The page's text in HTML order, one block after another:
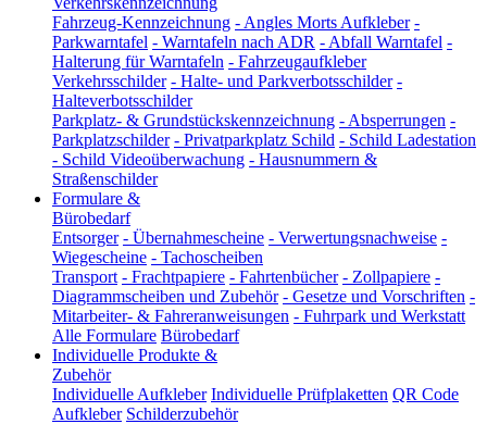
Fahrzeug-Kennzeichnung - Angles Morts Aufkleber -
Parkwarntafel - Warntafeln nach ADR - Abfall Warntafel -
Halterung für Warntafeln - Fahrzeugaufkleber
Verkehrsschilder - Halte- und Parkverbotsschilder -
Halteverbotsschilder
Parkplatz- & Grundstückskennzeichnung - Absperrungen -
Parkplatzschilder - Privatparkplatz Schild - Schild Ladestation
- Schild Videoüberwachung - Hausnummern &
Straßenschilder
Formulare &
Bürobedarf
Entsorger - Übernahmescheine - Verwertungsnachweise -
Wiegescheine - Tachoscheiben
Transport - Frachtpapiere - Fahrtenbücher - Zollpapiere -
Diagrammscheiben und Zubehör - Gesetze und Vorschriften -
Mitarbeiter- & Fahreranweisungen - Fuhrpark und Werkstatt
Alle Formulare Bürobedarf
Individuelle Produkte &
Zubehör
Individuelle Aufkleber Individuelle Prüfplaketten QR Code
Aufkleber Schilderzubehör